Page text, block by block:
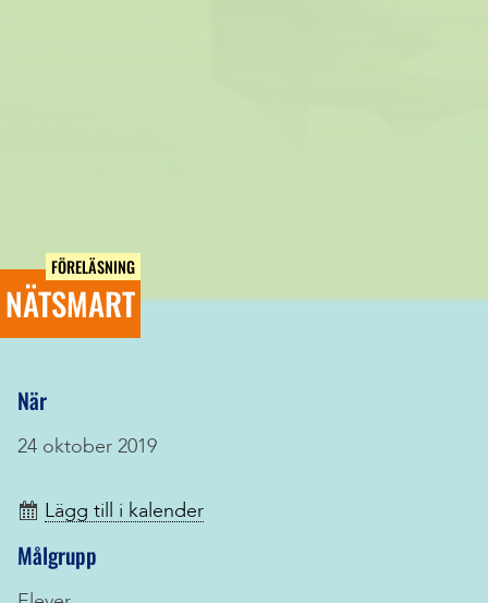
FÖRELÄSNING
NÄTSMART
När
24 oktober 2019
Lägg till i kalender
Målgrupp